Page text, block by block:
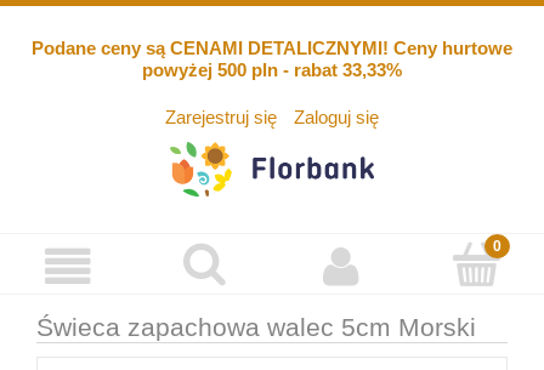
Podane ceny są CENAMI DETALICZNYMI! Ceny hurtowe
powyżej 500 pln - rabat 33,33%
Zarejestruj się Zaloguj się
Świeca zapachowa walec 5cm Morski